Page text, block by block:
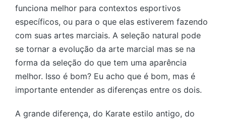
funciona melhor para contextos esportivos
específicos, ou para o que elas estiverem fazendo
com suas artes marciais. A seleção natural pode
se tornar a evolução da arte marcial mas se na
forma da seleção do que tem uma aparência
melhor. Isso é bom? Eu acho que é bom, mas é
importante entender as diferenças entre os dois.
A grande diferença, do Karate estilo antigo, do